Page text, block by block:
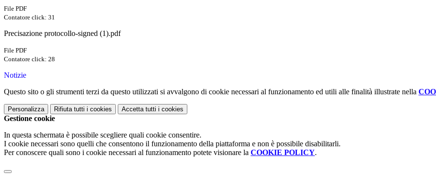
File PDF
Contatore click: 31
Precisazione protocollo-signed (1).pdf
File PDF
Contatore click: 28
Notizie
Questo sito o gli strumenti terzi da questo utilizzati si avvalgono di cookie necessari al funzionamento ed utili alle finalità illustrate nella
Personalizza Rifiuta tutti i cookies Accetta tutti i cookies
Gestione cookie
In questa schermata è possibile scegliere quali cookie consentire.
I cookie necessari sono quelli che consentono il funzionamento della piattaforma e non è possibile disabilitarli.
Per conoscere quali sono i cookie necessari al funzionamento potete visionare la COOKIE POLICY.